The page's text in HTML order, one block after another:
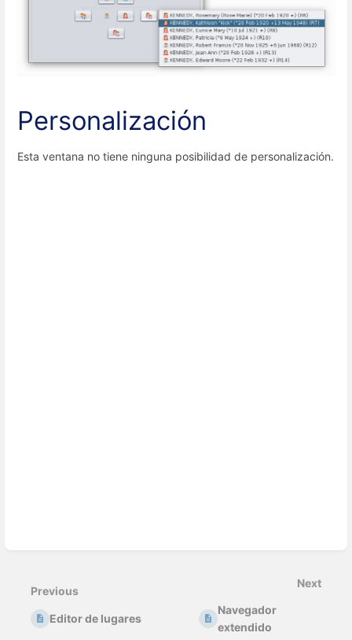
Personalización
Esta ventana no tiene ninguna posibilidad de personalización.
mode
Previous
Editor de lugares
Next
Navegador
extendido